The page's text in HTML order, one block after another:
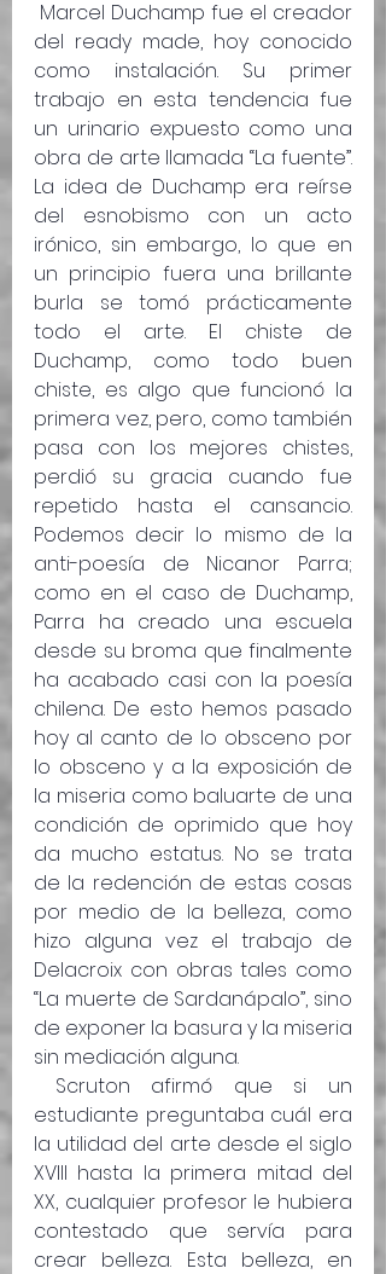
del ready made, hoy conocido
como instalación. Su primer
trabajo en esta tendencia fue
un urinario expuesto como una
obra de arte llamada “La fuente”.
La idea de Duchamp era reírse
del esnobismo con un acto
irónico, sin embargo, lo que en
un principio fuera una brillante
burla se tomó prácticamente
todo el arte. El chiste de
Duchamp, como todo buen
chiste, es algo que funcionó la
primera vez, pero, como también
pasa con los mejores chistes,
perdió su gracia cuando fue
repetido hasta el cansancio.
Podemos decir lo mismo de la
anti-poesía de Nicanor Parra;
como en el caso de Duchamp,
Parra ha creado una escuela
desde su broma que finalmente
ha acabado casi con la poesía
chilena. De esto hemos pasado
hoy al canto de lo obsceno por
lo obsceno y a la exposición de
la miseria como baluarte de una
condición de oprimido que hoy
da mucho estatus. No se trata
de la redención de estas cosas
por medio de la belleza, como
hizo alguna vez el trabajo de
Delacroix con obras tales como
“La muerte de Sardanápalo”, sino
de exponer la basura y la miseria
sin mediación alguna.
estudiante preguntaba cuál era
la utilidad del arte desde el siglo
XVIII hasta la primera mitad del
XX, cualquier profesor le hubiera
contestado que servía para
crear belleza. Esta belleza, en